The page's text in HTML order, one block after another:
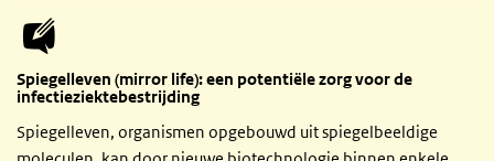
Spiegelleven (mirror life): een potentiële zorg voor de
infectieziektebestrijding
Spiegelleven, organismen opgebouwd uit spiegelbeeldige